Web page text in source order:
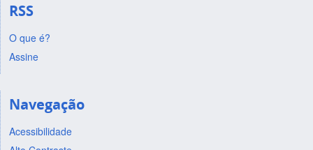
RSS
O que é?
Assine
Navegação
Acessibilidade